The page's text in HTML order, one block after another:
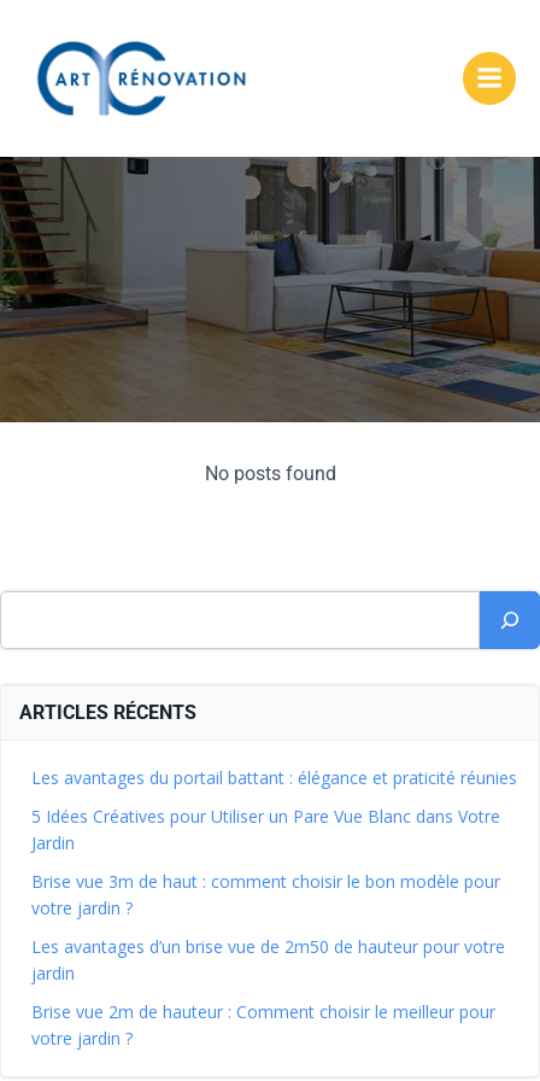
No posts found
ARTICLES RÉCENTS
Les avantages du portail battant : élégance et praticité réunies
5 Idées Créatives pour Utiliser un Pare Vue Blanc dans Votre
Jardin
Brise vue 3m de haut : comment choisir le bon modèle pour
votre jardin ?
Les avantages d’un brise vue de 2m50 de hauteur pour votre
jardin
Brise vue 2m de hauteur : Comment choisir le meilleur pour
votre jardin ?